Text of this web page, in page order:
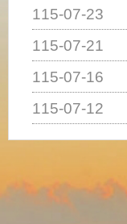
115-07-23
115-07-21
115-07-16
115-07-12